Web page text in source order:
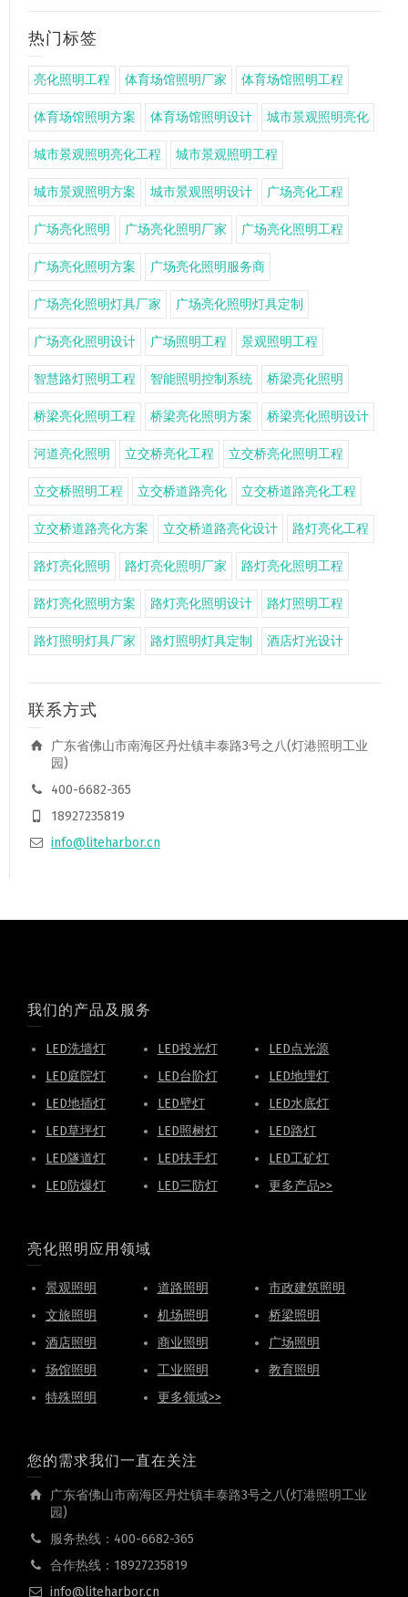
热门标签
亮化照明工程 体育场馆照明厂家 体育场馆照明工程
体育场馆照明方案 体育场馆照明设计 城市景观照明亮化
城市景观照明亮化工程 城市景观照明工程
城市景观照明方案 城市景观照明设计 广场亮化工程
广场亮化照明 广场亮化照明厂家 广场亮化照明工程
广场亮化照明方案 广场亮化照明服务商
广场亮化照明灯具厂家 广场亮化照明灯具定制
广场亮化照明设计 广场照明工程 景观照明工程
智慧路灯照明工程 智能照明控制系统 桥梁亮化照明
桥梁亮化照明工程 桥梁亮化照明方案 桥梁亮化照明设计
河道亮化照明 立交桥亮化工程 立交桥亮化照明工程
立交桥照明工程 立交桥道路亮化 立交桥道路亮化工程
立交桥道路亮化方案 立交桥道路亮化设计 路灯亮化工程
路灯亮化照明 路灯亮化照明厂家 路灯亮化照明工程
路灯亮化照明方案 路灯亮化照明设计 路灯照明工程
路灯照明灯具厂家 路灯照明灯具定制 酒店灯光设计
联系方式
广东省佛山市南海区丹灶镇丰泰路3号之八(灯港照明工业
园)
400-6682-365
18927235819
info@liteharbor.cn
我们的产品及服务
LED洗墙灯 LED投光灯
LED点光源
LED庭院灯
LED台阶灯
LED地埋灯
LED地插灯
LED壁灯
LED水底灯
LED草坪灯
LED照树灯
LED路灯
LED隧道灯
LED扶手灯
LED工矿灯
LED防爆灯
LED三防灯 更多产品>>
亮化照明应用领域
景观照明 道路照明
市政建筑照明
文旅照明
机场照明
桥梁照明
酒店照明
商业照明
广场照明
场馆照明
工业照明
教育照明
特殊照明
更多领域>>
您的需求我们一直在关注
广东省佛山市南海区丹灶镇丰泰路3号之八(灯港照明工业
园)
服务热线：400-6682-365
合作热线：18927235819
info@liteharbor.cn